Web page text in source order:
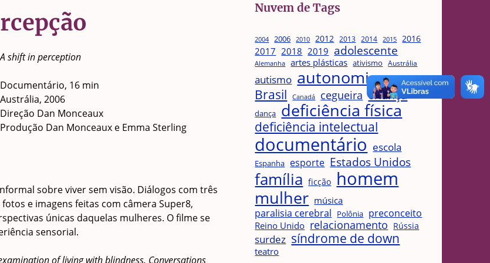
A shift in perception
Documentário, 16 min
Austrália, 2006
Direção Dan Monceaux
Produção Dan Monceaux e Emma Sterling
sobre viver sem visão. Diálogos com três
e imagens feitas com câmera Super8,
únicas daquelas mulheres. O filme se
sensorial.
of living with blindness. Conversations
Nuvem de Tags
2004 2006 2010 2012 2013 2014 2015 2016
2017 2018 2019 adolescente
Alemanha artes plásticas ativismo Austrália
autismo autonomia baixa visão
Brasil Canadá cegueira criança
dança deficiência física
deficiência intelectual
documentário escola
Espanha esporte Estados Unidos
família ficção homem
mulher música
paralisia cerebral Polônia preconceito
Reino Unido relacionamento Rússia
surdez síndrome de down
teatro